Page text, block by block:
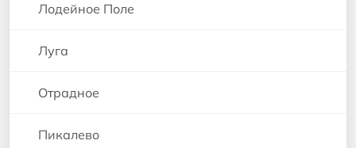
Лодейное Поле
Луга
Отрадное
Пикалево